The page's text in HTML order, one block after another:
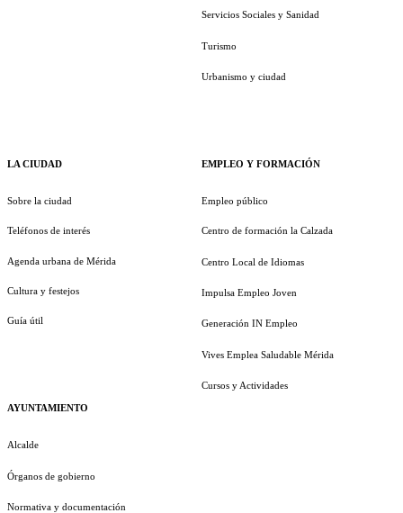
LA CIUDAD
Sobre la ciudad
Teléfonos de interés
Agenda urbana de Mérida
Cultura y festejos
Guía útil
AYUNTAMIENTO
Alcalde
Órganos de gobierno
Normativa y documentación
Servicios Sociales y Sanidad
Turismo
Urbanismo y ciudad
EMPLEO Y FORMACIÓN
Empleo público
Centro de formación la Calzada
Centro Local de Idiomas
Impulsa Empleo Joven
Generación IN Empleo
Vives Emplea Saludable Mérida
Cursos y Actividades